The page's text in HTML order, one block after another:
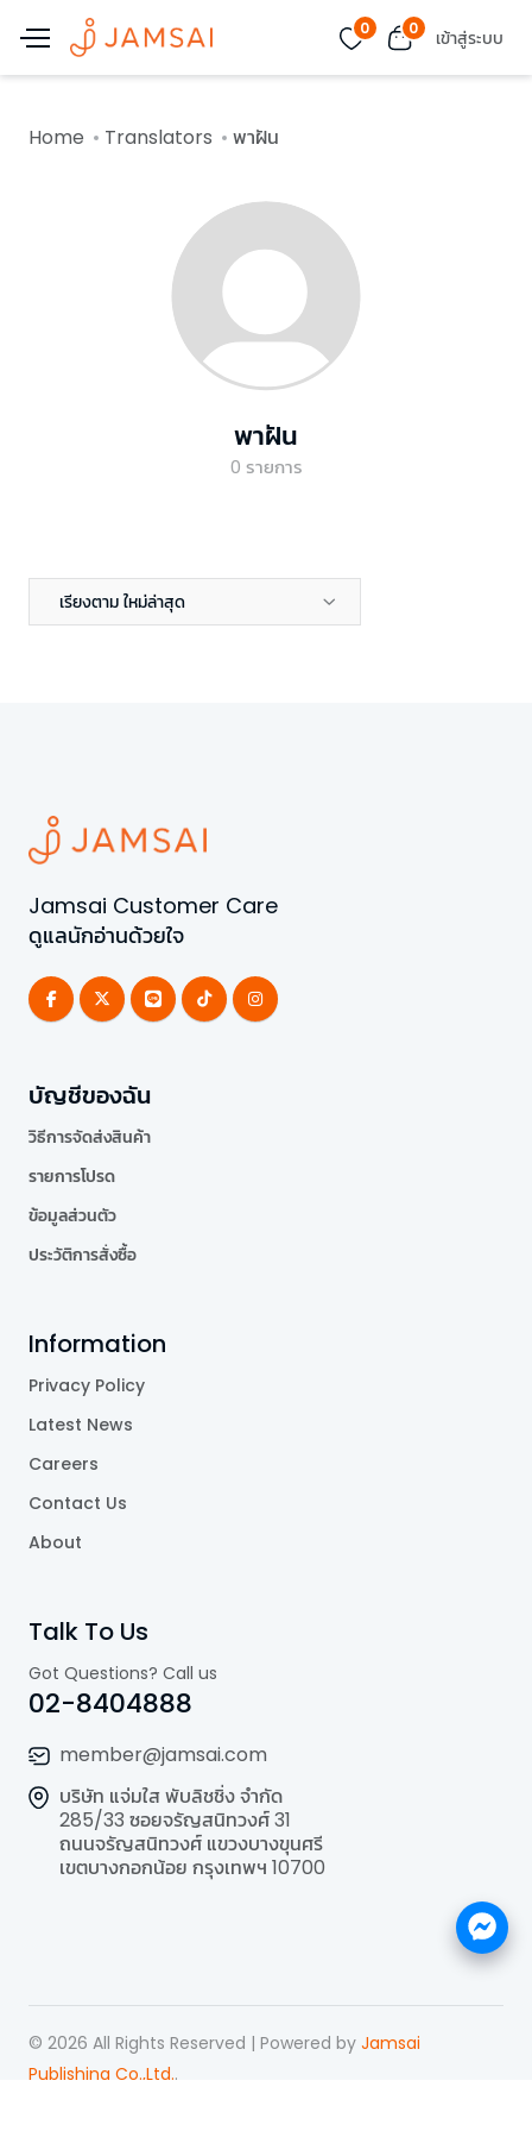
0 0 เข้าสู่ระบบ
Home Translators พาฝัน
พาฝัน
0 รายการ
เรียงตาม ใหม่ล่าสุด
Jamsai Customer Care
ดูแลนักอ่านด้วยใจ
บัญชีของฉัน
วิธีการจัดส่งสินค้า
รายการโปรด
ข้อมูลส่วนตัว
ประวัติการสั่งซื้อ
Information
Privacy Policy
Latest News
Careers
Contact Us
About
Talk To Us
Got Questions? Call us
02-8404888
member@jamsai.com
บริษัท แจ่มใส พับลิชชิ่ง จำกัด
285/33 ซอยจรัญสนิทวงศ์ 31
ถนนจรัญสนิทวงศ์ แขวงบางขุนศรี
เขตบางกอกน้อย กรุงเทพฯ 10700
© 2026 All Rights Reserved | Powered by Jamsai
Publishing Co.,Ltd..